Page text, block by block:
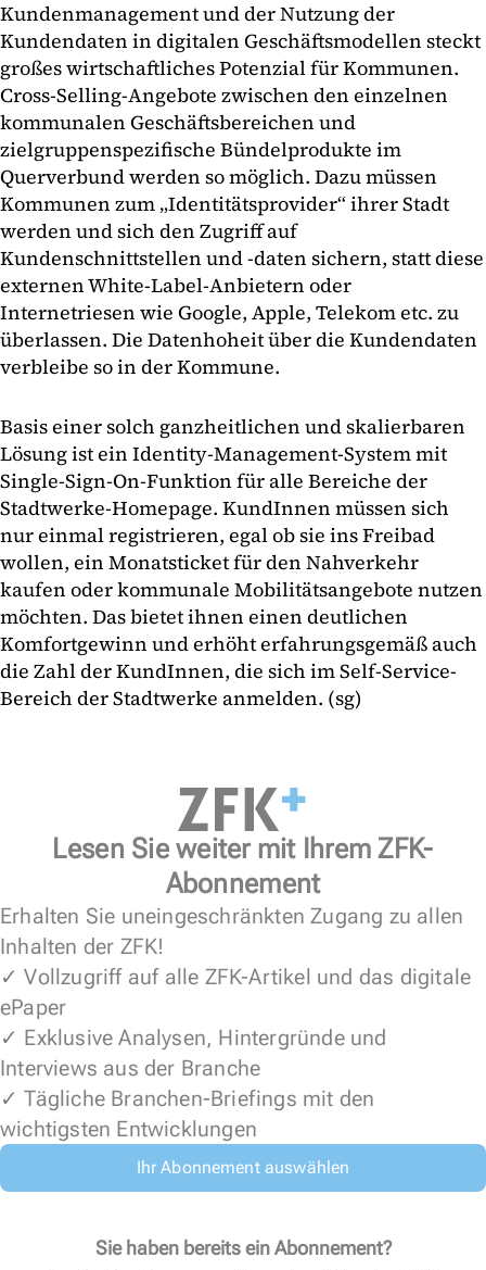
Kundenmanagement und der Nutzung der
Kundendaten in digitalen Geschäftsmodellen steckt
großes wirtschaftliches Potenzial für Kommunen.
Cross-Selling-Angebote zwischen den einzelnen
kommunalen Geschäftsbereichen und
zielgruppenspezifische Bündelprodukte im
Querverbund werden so möglich. Dazu müssen
Kommunen zum „Identitätsprovider“ ihrer Stadt
werden und sich den Zugriff auf
Kundenschnittstellen und -daten sichern, statt diese
externen White-Label-Anbietern oder
Internetriesen wie Google, Apple, Telekom etc. zu
überlassen. Die Datenhoheit über die Kundendaten
verbleibe so in der Kommune.
Basis einer solch ganzheitlichen und skalierbaren
Lösung ist ein Identity-Management-System mit
Single-Sign-On-Funktion für alle Bereiche der
Stadtwerke-Homepage. KundInnen müssen sich
nur einmal registrieren, egal ob sie ins Freibad
wollen, ein Monatsticket für den Nahverkehr
kaufen oder kommunale Mobilitätsangebote nutzen
möchten. Das bietet ihnen einen deutlichen
Komfortgewinn und erhöht erfahrungsgemäß auch
die Zahl der KundInnen, die sich im Self-Service-
Bereich der Stadtwerke anmelden. (sg)
Lesen Sie weiter mit Ihrem ZFK-
Abonnement
Erhalten Sie uneingeschränkten Zugang zu allen
Inhalten der ZFK!
✓ Vollzugriff auf alle ZFK-Artikel und das digitale
ePaper
✓ Exklusive Analysen, Hintergründe und
Interviews aus der Branche
✓ Tägliche Branchen-Briefings mit den
wichtigsten Entwicklungen
Ihr Abonnement auswählen
Sie haben bereits ein Abonnement?